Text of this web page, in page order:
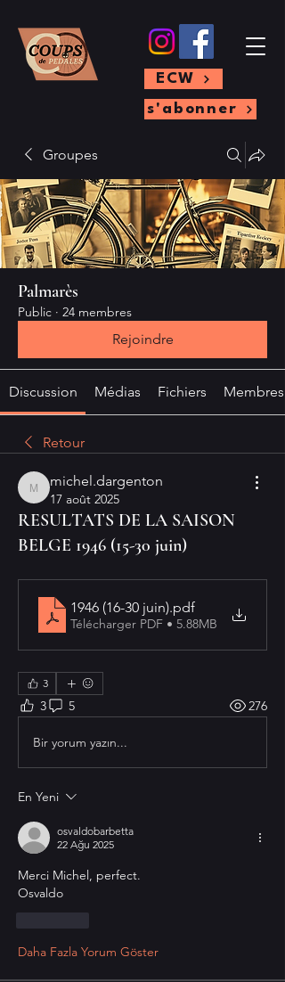
s'abonner
ECW
Groupes
Palmarès
Public · 24 membres
Rejoindre
Discussion Médias Fichiers Membres
Retour
michel.dargenton
michel.dargenton
17 août 2025
RESULTATS DE LA SAISON
BELGE 1946 (15-30 juin)
1946 (16-30 juin).pdf
Télécharger PDF • 5.88MB
3
3 5 276
Bir yorum yazın...
En Yeni
osvaldobarbetta
22 Ağu 2025
Merci Michel, perfect.
Osvaldo
Daha Fazla Yorum Göster